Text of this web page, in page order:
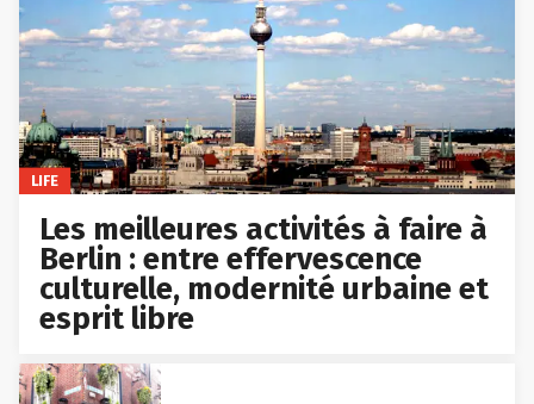
LIFE
Les meilleures activités à faire à
Berlin : entre effervescence
culturelle, modernité urbaine et
esprit libre